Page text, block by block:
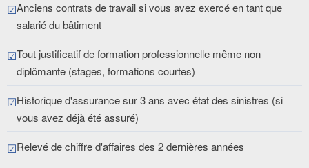
Anciens contrats de travail si vous avez exercé en tant que
salarié du bâtiment
Tout justificatif de formation professionnelle même non
diplômante (stages, formations courtes)
Historique d'assurance sur 3 ans avec état des sinistres (si
vous avez déjà été assuré)
Relevé de chiffre d'affaires des 2 dernières années